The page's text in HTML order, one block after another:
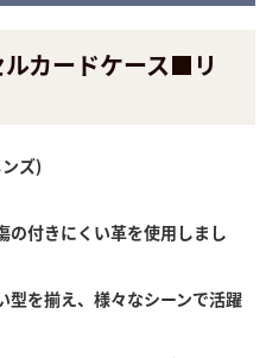
ルカードケース■リ
ズ)
の付きにくい革を使用しまし
型を揃え、様々なシーンで活躍